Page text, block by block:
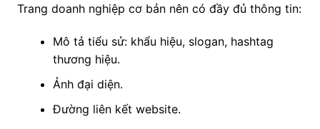
Trang doanh nghiệp cơ bản nên có đầy đủ thông tin:
Mô tả tiểu sử: khẩu hiệu, slogan, hashtag
thương hiệu.
Ảnh đại diện.
Đường liên kết website.